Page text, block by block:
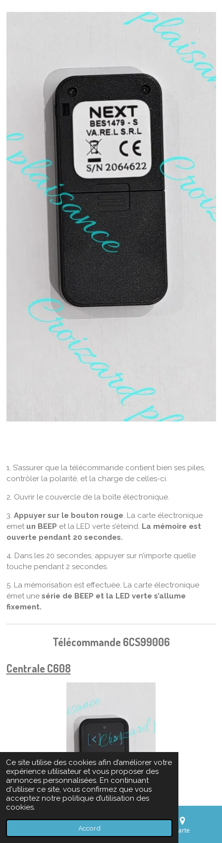
Ce site utilise des cookies afin d’améliorer votre
expérience utilisateur et vous proposer des
annonces personnalisées. En continuant
d'utiliser ce site, vous confirmez que vous
acceptez notre politique d’utilisation des
cookies.
Accord
1. S’assurer que la télécommande contient bien ses piles,
contrôler la polarité, et la charge de celles-ci.
2. Ouvrir le couvercle de la boîte électronique.
3. Appuyer sur le bouton rouge. La carte électronique
emet un BEEP et la LED verte s’éteind. La mémoire est
ouverte pendant 20 secondes.
4. Dans les 20 secondes, appuyer sur n’importe quelle
touche pendant 2 secondes.
5. La mémorisation est effectuée. La carte électronique
émet une série de BEEP et la LED verte s’allume
fixement.
Télécommande 6CS99006
Centrale C608
Téléphone Carte